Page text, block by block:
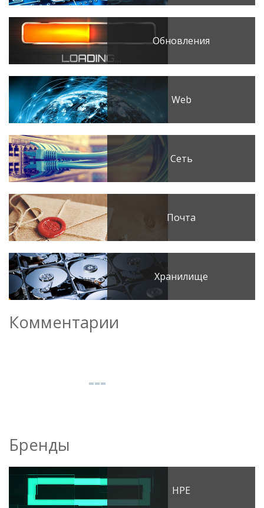
Обновления
Web
Сеть
Почта
Хранилище
Комментарии
Бренды
HPE